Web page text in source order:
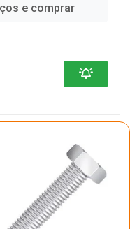
e comprar